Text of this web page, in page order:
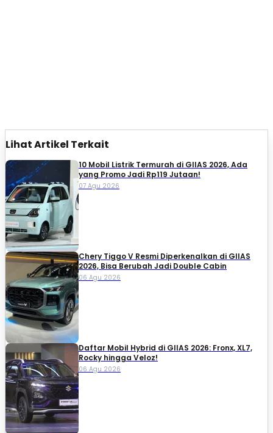
Lihat Artikel Terkait
10 Mobil Listrik Termurah di GIIAS 2026, Ada
yang Promo Jadi Rp119 Jutaan!
07 Agu 2026
Chery Tiggo V Resmi Diperkenalkan di GIIAS
2026, Bisa Berubah Jadi Double Cabin
06 Agu 2026
Daftar Mobil Hybrid di GIIAS 2026: Fronx, XL7,
Rocky hingga Veloz!
06 Agu 2026